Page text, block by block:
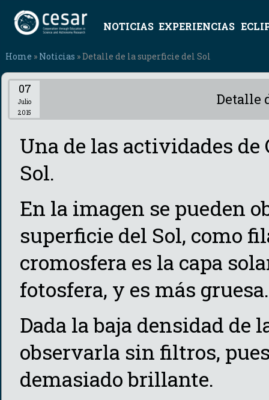
NOTICIAS EXPERIENCIAS
Home » Noticias » Detalle de la superficie del Sol
07
Julio
2015
Detalle
Una de las actividades de
Sol.
En la imagen se pueden
superficie del Sol, como
cromosfera es la capa
fotosfera, y es más gruesa.
Dada la baja densidad de
observarla sin filtros,
demasiado brillante.